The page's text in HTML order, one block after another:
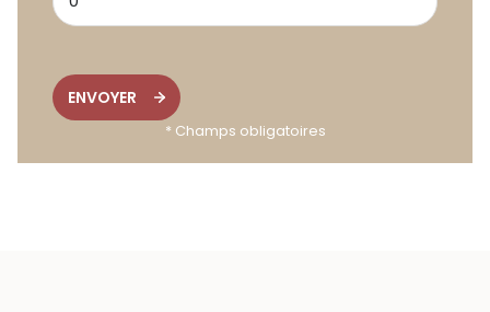
ENVOYER
* Champs obligatoires